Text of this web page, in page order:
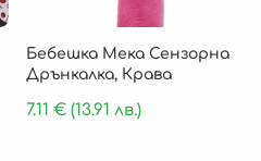
Бебешка Мека Сензорна
Дрънкалка, Крава
7.11€ (13.91 лв.)